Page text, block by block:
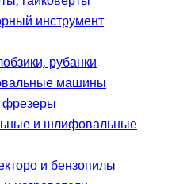
инструмент
рубанки
машины
и шлифовальные
и бензопилы